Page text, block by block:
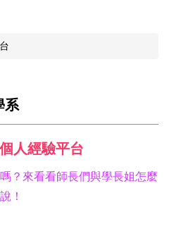
系
人經驗平台
？來看看師長們與學長姐怎麼
說！